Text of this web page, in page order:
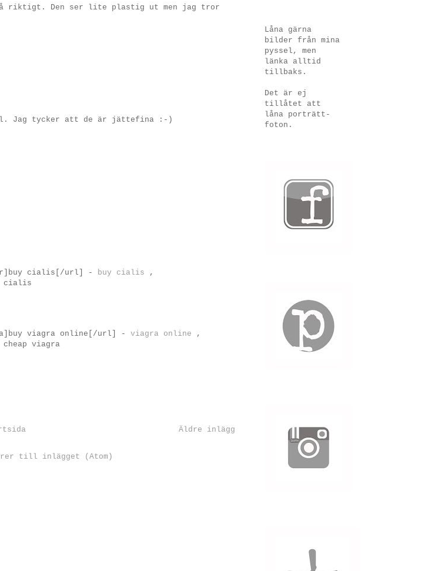
riktigt. Den ser lite plastig ut men jag tror
Jag tycker att de är jättefina :-)
cialis[/url] -
buy cialis ,
cialis
viagra online[/url] - viagra online ,
cheap viagra
Äldre inlägg
till inlägget (Atom)
Låna gärna
bilder från mina
pyssel, men
länka alltid
tillbaks.
Det är ej
tillåtet att
låna porträtt-
foton.